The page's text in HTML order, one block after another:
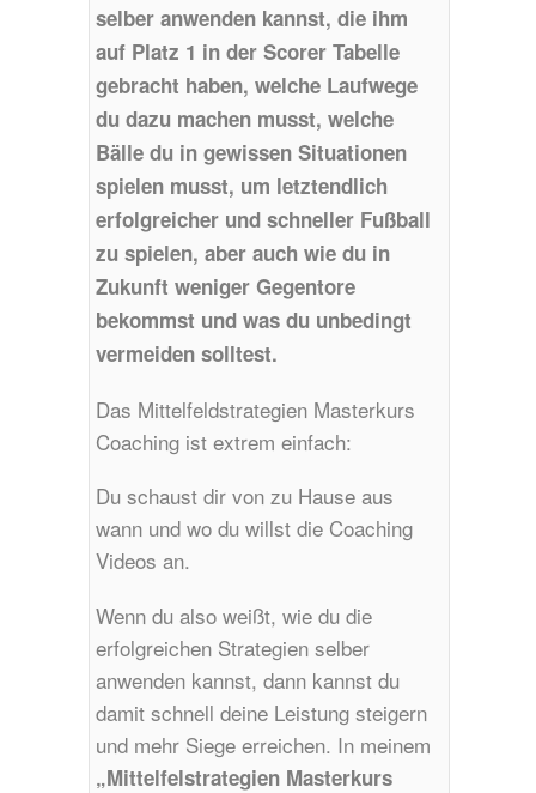
selber anwenden kannst, die ihm
auf Platz 1 in der Scorer Tabelle
gebracht haben, welche Laufwege
du dazu machen musst, welche
Bälle du in gewissen Situationen
spielen musst, um letztendlich
erfolgreicher und schneller Fußball
zu spielen, aber auch wie du in
Zukunft weniger Gegentore
bekommst und was du unbedingt
vermeiden solltest.
Das Mittelfeldstrategien Masterkurs
Coaching ist extrem einfach:
Du schaust dir von zu Hause aus
wann und wo du willst die Coaching
Videos an.
Wenn du also weißt, wie du die
erfolgreichen Strategien selber
anwenden kannst, dann kannst du
damit schnell deine Leistung steigern
und mehr Siege erreichen. In meinem
„Mittelfelstrategien Masterkurs